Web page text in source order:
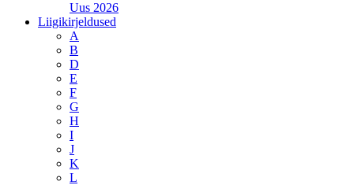
Uus 2026
Liigikirjeldused
A
B
D
E
F
G
H
I
J
K
L